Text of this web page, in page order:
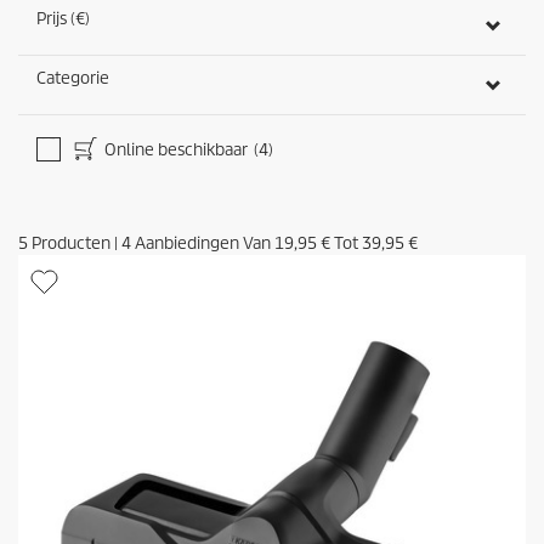
Prijs (€)
Categorie
Online beschikbaar (4)
5 Producten 4Aanbiedingen Van 19,95 €Tot 39,95 €